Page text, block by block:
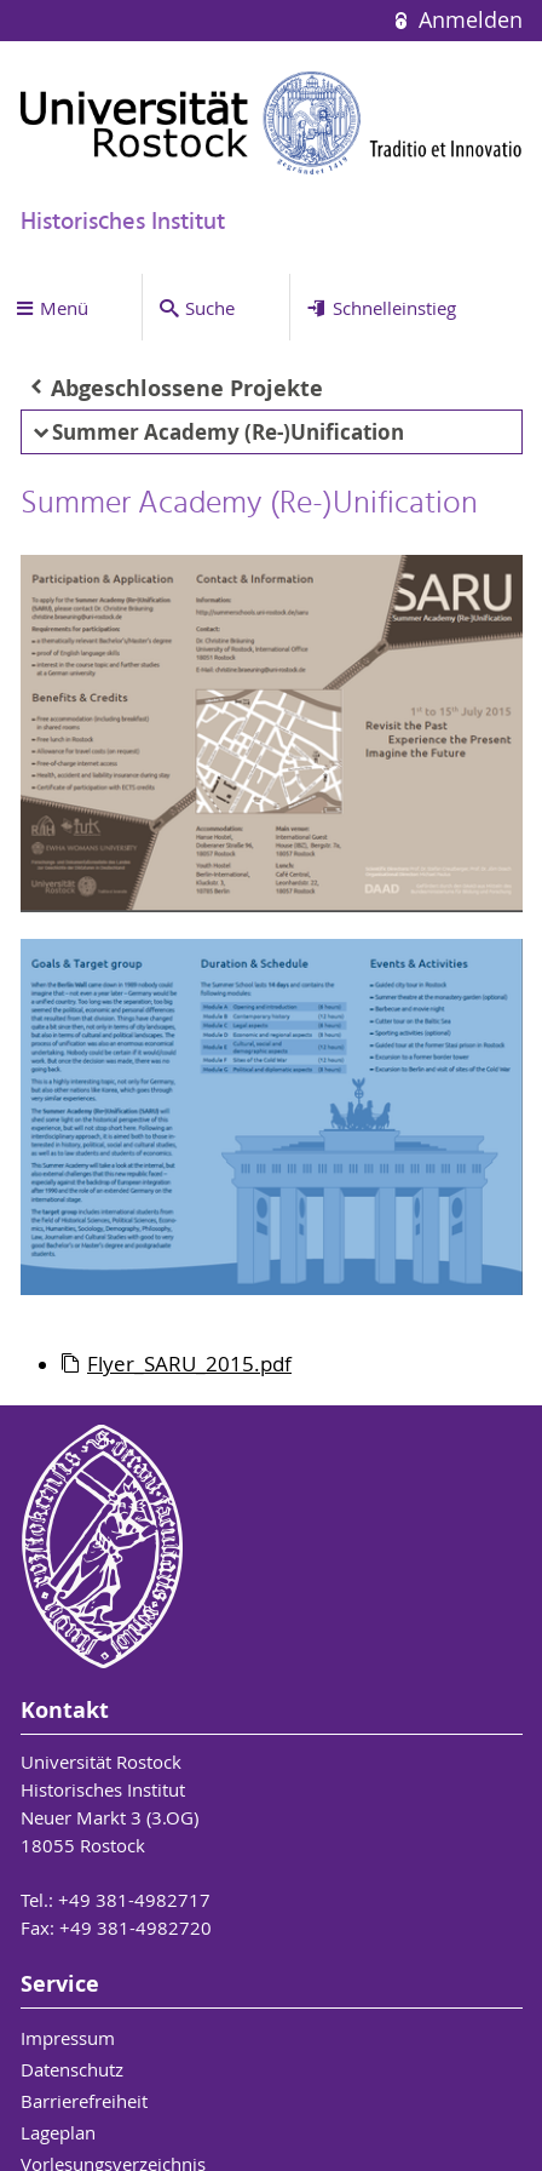
Anmelden
Historisches Institut
Menü Suche Schnelleinstieg
Abgeschlossene Projekte
Summer Academy (Re-)Unification
Summer Academy (Re-)Unification
Flyer_SARU_2015.pdf
Kontakt
Universität Rostock
Historisches Institut
Neuer Markt 3 (3.OG)
18055 Rostock
Tel.: +49 381-4982717
Fax: +49 381-4982720
Service
Impressum
Datenschutz
Barrierefreiheit
Lageplan
Vorlesungsverzeichnis